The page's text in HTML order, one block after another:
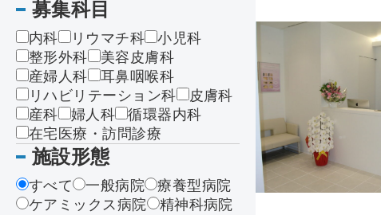
募集科目
内科 リウマチ科
小児科
整形外科
美容皮膚科
産婦人科
耳鼻咽喉科
リハビリテーション科
皮膚科
産科
婦人科
循環器内科
在宅医療・訪問診療
施設形態
すべて 一般病院
療養型病院
ケアミックス病院
精神科病院